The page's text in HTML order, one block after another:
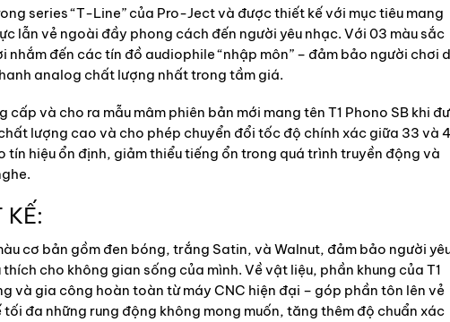
series “T-Line” của Pro-Ject và được thiết kế với mục tiêu mang
lẫn vẻ ngoài đầy phong cách đến người yêu nhạc. Với 03 màu sắc
nhắm đến các tín đồ audiophile “nhập môn” – đảm bảo người chơi
analog chất lượng nhất trong tầm giá.
và cho ra mẫu mâm phiên bản mới mang tên T1 Phono SB khi
lượng cao và cho phép chuyển đổi tốc độ chính xác giữa 33 và
tín hiệu ổn định, giảm thiểu tiếng ổn trong quá trình truyền động và
KẾ:
cơ bản gồm đen bóng, trắng Satin, và Walnut, đảm bảo người
cho không gian sống của mình. Về vật liệu, phần khung của T1
và gia công hoàn toàn từ máy CNC hiện đại – góp phần tôn lên vẻ
đa những rung động không mong muốn, tăng thêm độ chuẩn xác